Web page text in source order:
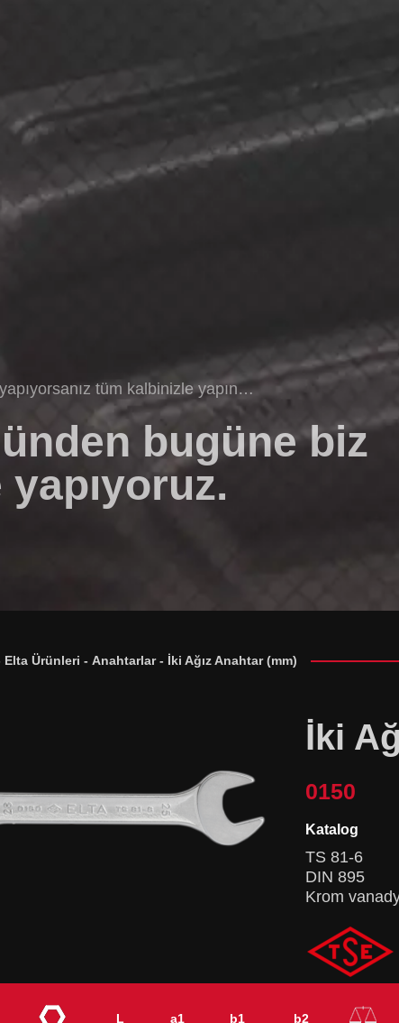
tüm kalbinizle yapın…
bugüne biz
Elta Ürünleri - Anahtarlar- İki Ağız Anahtar (mm)
İki
0150
Katalog
TS 81-6
DIN 895
Krom
L
a1
b1
b2